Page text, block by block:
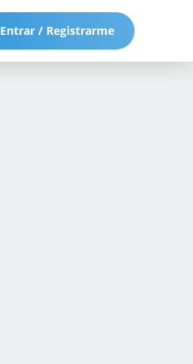
Entrar / Registrarme